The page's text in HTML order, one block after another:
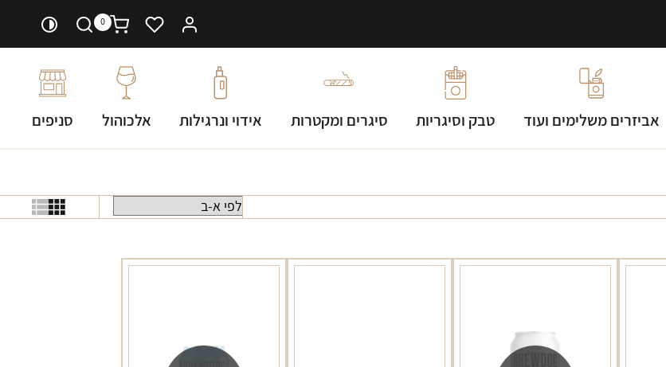
0
אביזרים משלימים ועוד טבק וסיגריות סיגרים ומקטרות אידוי ונרגילות אלכוהול סניפים